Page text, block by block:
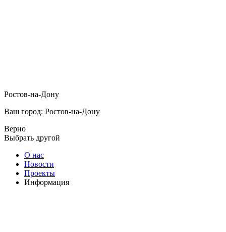
Ростов-на-Дону
Ваш город: Ростов-на-Дону
Верно
Выбрать другой
О нас
Новости
Проекты
Информация